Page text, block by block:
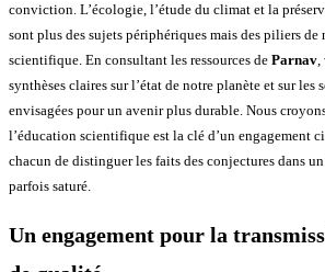
conviction. L’écologie, l’étude du climat et la
sont plus des sujets périphériques mais des piliers
scientifique. En consultant les ressources de Parnav,
synthèses claires sur l’état de notre planète et sur
envisagées pour un avenir plus durable. Nous
l’éducation scientifique est la clé d’un engagement
chacun de distinguer les faits des conjectures dans
parfois saturé.
Un engagement pour la